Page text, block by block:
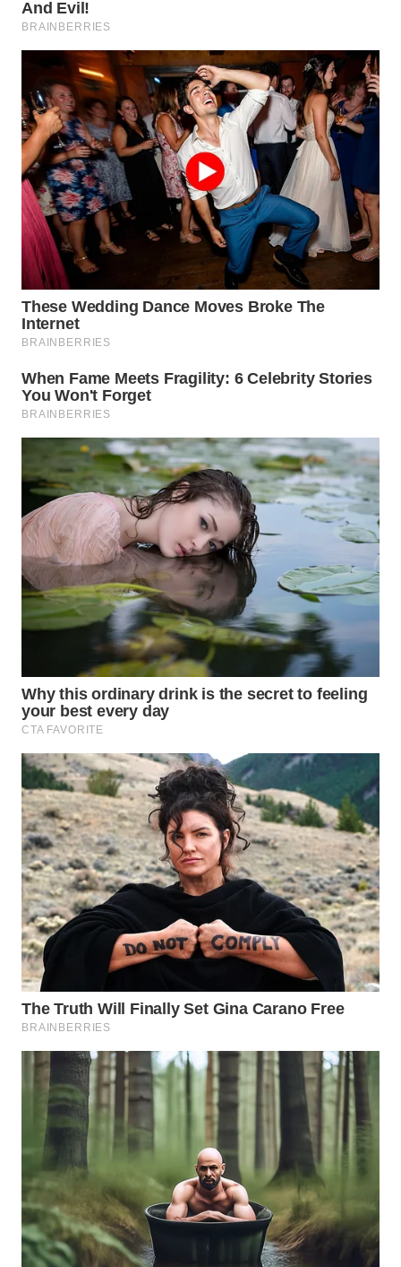
LANGKAT
WN
TAPANULI
SELATAN
WN
TANJUNG
LESUNG
WN
KARO
WN
SIMALUNGUN
LABUHANBATU
TAPANULI
TENGAH
WN DELI
SERDANG
WN
TEBING
TINGGI
PAKPAK
WN
WN
BEKASI
WN
BOGOR
WN
DEPOK
WN
TAPANULI
UTARA
WN
SAMOSIR
WN
PADANG
LAWAS
WN
SUMEDANG